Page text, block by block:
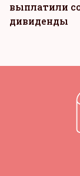
выплатили
дивиденды